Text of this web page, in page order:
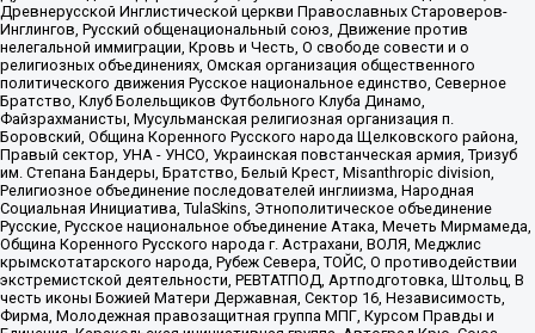
Древнерусской Инглистической церкви Православных Староверов-
Инглингов, Русский общенациональный союз, Движение против
нелегальной иммиграции, Кровь и Честь, О свободе совести и о
религиозных объединениях, Омская организация общественного
политического движения Русское национальное единство, Северное
Братство, Клуб Болельщиков Футбольного Клуба Динамо,
Файзрахманисты, Мусульманская религиозная организация п.
Боровский, Община Коренного Русского народа Щелковского района,
Правый сектор, УНА - УНСО, Украинская повстанческая армия, Тризуб
им. Степана Бандеры, Братство, Белый Крест, Misanthropic division,
Религиозное объединение последователей инглиизма, Народная
Социальная Инициатива, TulaSkins, Этнополитическое объединение
Русские, Русское национальное объединение Атака, Мечеть Мирмамеда,
Община Коренного Русского народа г. Астрахани, ВОЛЯ, Меджлис
крымскотатарского народа, Рубеж Севера, ТОЙС, О противодействии
экстремистской деятельности, РЕВТАТПОД, Артподготовка, Штольц, В
честь иконы Божией Матери Державная, Сектор 16, Независимость,
Фирма, Молодежная правозащитная группа МПГ, Курсом Правды и